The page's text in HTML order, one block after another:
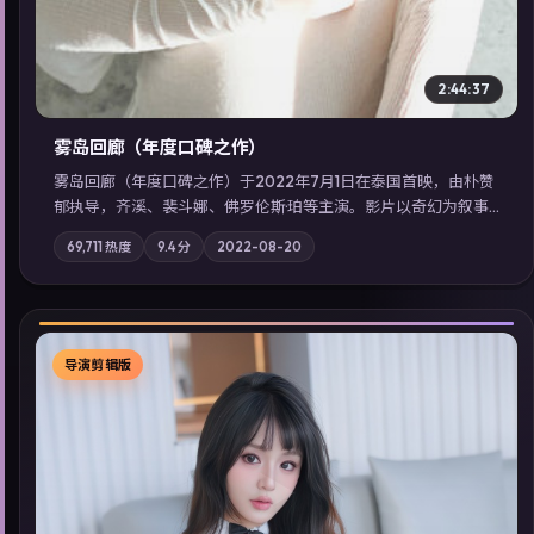
2:44:37
雾岛回廊（年度口碑之作）
雾岛回廊（年度口碑之作）于2022年7月1日在泰国首映，由朴赞
郁执导，齐溪、裴斗娜、佛罗伦斯·珀等主演。影片以奇幻为叙事
主轴，边境小镇的平静被一封匿名信彻底打破；摄影与配乐强化
地域气质；站内亦可通过「国产免费观看高清电视剧在线看」延
展检索同类型高分佳作，畅享高清在线追剧体验。
69,711 热度 9.4分 2022-08-20
▶
导演剪辑版